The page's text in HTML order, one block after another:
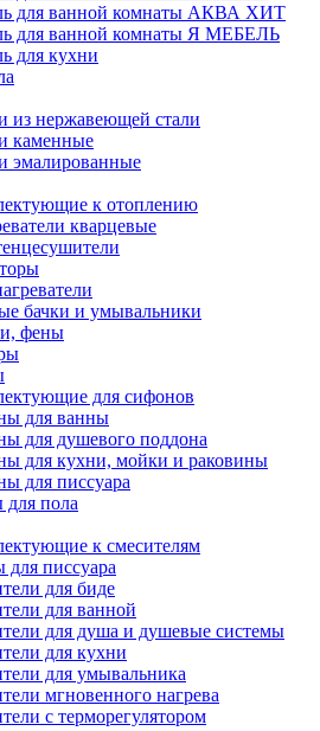
для ванной комнаты АКВА ХИТ
для ванной комнаты Я МЕБЕЛЬ
для кухни
из нержавеющей стали
каменные
эмалированные
к отоплению
кварцевые
бачки и умывальники
фены
для сифонов
для ванны
для душевого поддона
для кухни, мойки и раковины
для писсуара
для пола
к смесителям
писсуара
для биде
для ванной
для душа и душевые системы
для кухни
для умывальника
мгновенного нагрева
с терморегулятором